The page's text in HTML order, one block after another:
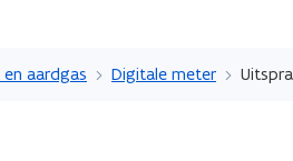
aardgas Digitale meter